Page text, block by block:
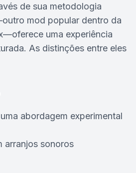
de sua metodologia
mod popular dentro da
uma experiência
As distinções entre eles
abordagem experimental
arranjos sonoros